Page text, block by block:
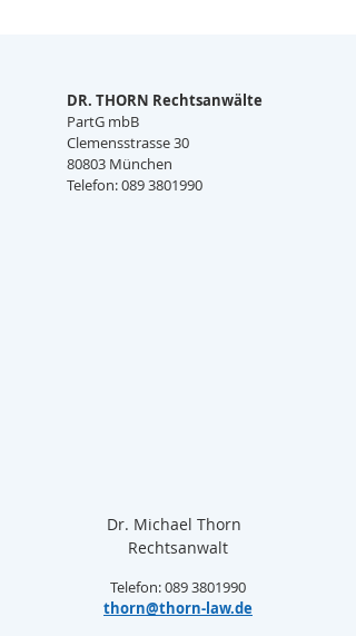
DR. THORN Rechtsanwälte
PartG mbB
Clemensstrasse 30
80803 München
Telefon: 089 3801990
Dr. Michael Thorn
Rechtsanwalt
Telefon: 089 3801990
thorn@thorn-law.de